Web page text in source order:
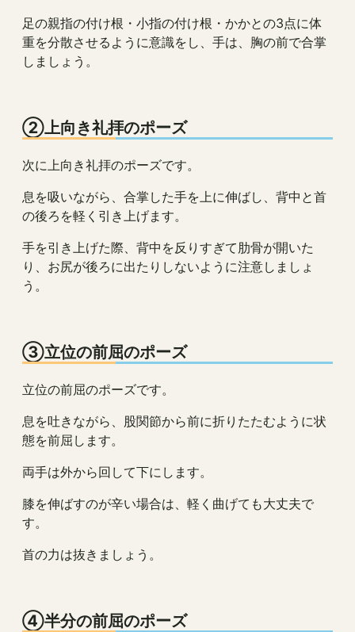
足の親指の付け根・小指の付け根・かかとの3点に体
重を分散させるように意識をし、手は、胸の前で合掌
しましょう。
②上向き礼拝のポーズ
次に上向き礼拝のポーズです。
息を吸いながら、合掌した手を上に伸ばし、背中と首
の後ろを軽く引き上げます。
手を引き上げた際、背中を反りすぎて肋骨が開いた
り、お尻が後ろに出たりしないように注意しましょ
う。
③立位の前屈のポーズ
立位の前屈のポーズです。
息を吐きながら、股関節から前に折りたたむように状
態を前屈します。
両手は外から回して下にします。
膝を伸ばすのが辛い場合は、軽く曲げても大丈夫で
す。
首の力は抜きましょう。
④半分の前屈のポーズ